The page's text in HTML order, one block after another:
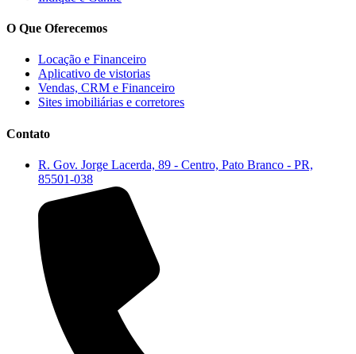
O Que Oferecemos
Locação e Financeiro
Aplicativo de vistorias
Vendas, CRM e Financeiro
Sites imobiliárias e corretores
Contato
R. Gov. Jorge Lacerda, 89 - Centro, Pato Branco - PR,
85501-038